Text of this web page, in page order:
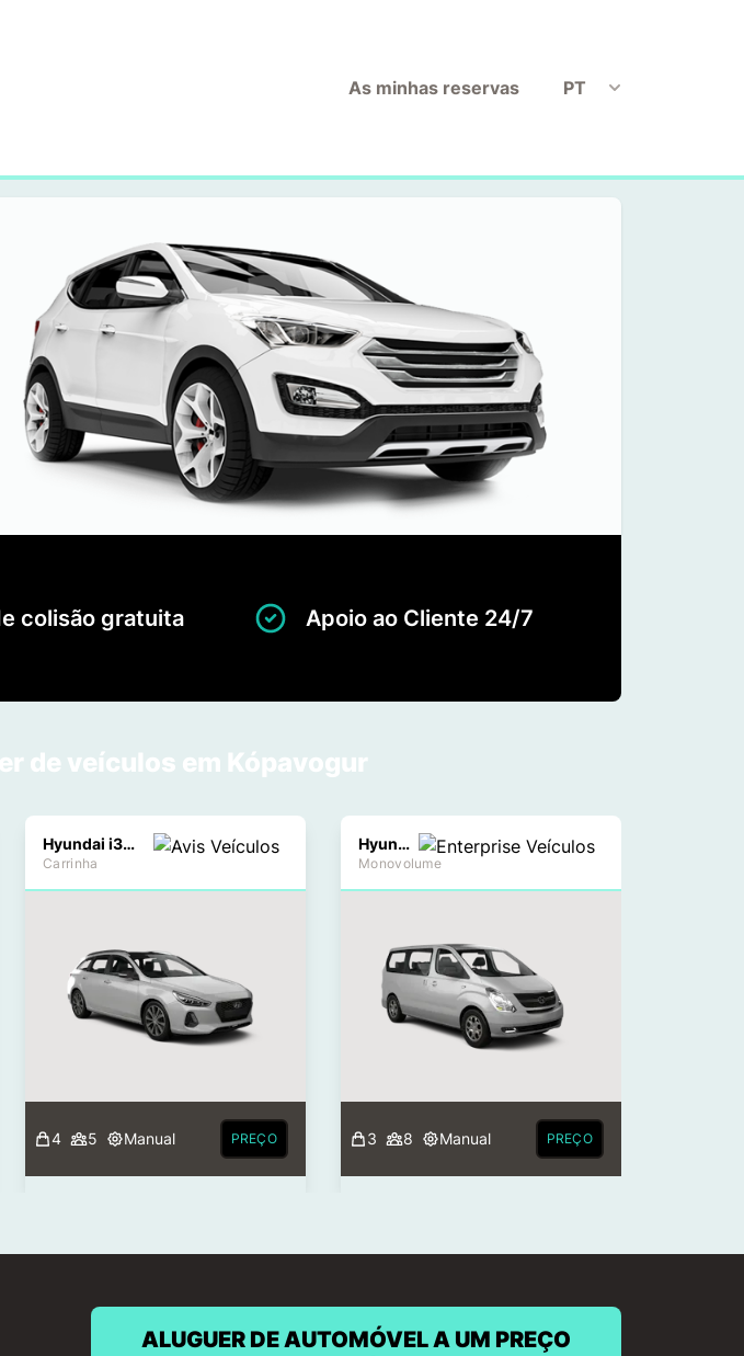
As minhas reservas
PT
colisão gratuita Apoio ao Cliente 24/7
de veículos em Kópavogur
Hyundai i30 Estate
Carrinha
4 5 Manual PREÇO
Hyundai H1
Monovolume
3 8 Manual PREÇO
ALUGUER DE AUTOMÓVEL A UM PREÇO